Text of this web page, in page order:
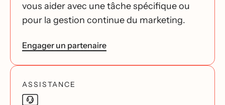
vous aider avec une tâche spécifique ou
pour la gestion continue du marketing.
Engager un partenaire
ASSISTANCE